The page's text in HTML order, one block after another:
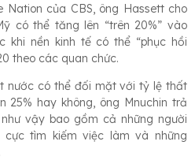
Nation của CBS, ông Hassett cho
có thể tăng lên “trên 20%” vào
khi nền kinh tế có thể “phục hồi
theo các quan chức.
nước có thể đối mặt với tỷ lệ thất
25% hay không, ông Mnuchin trả
vậy bao gồm cả những người
tìm kiếm việc làm và những